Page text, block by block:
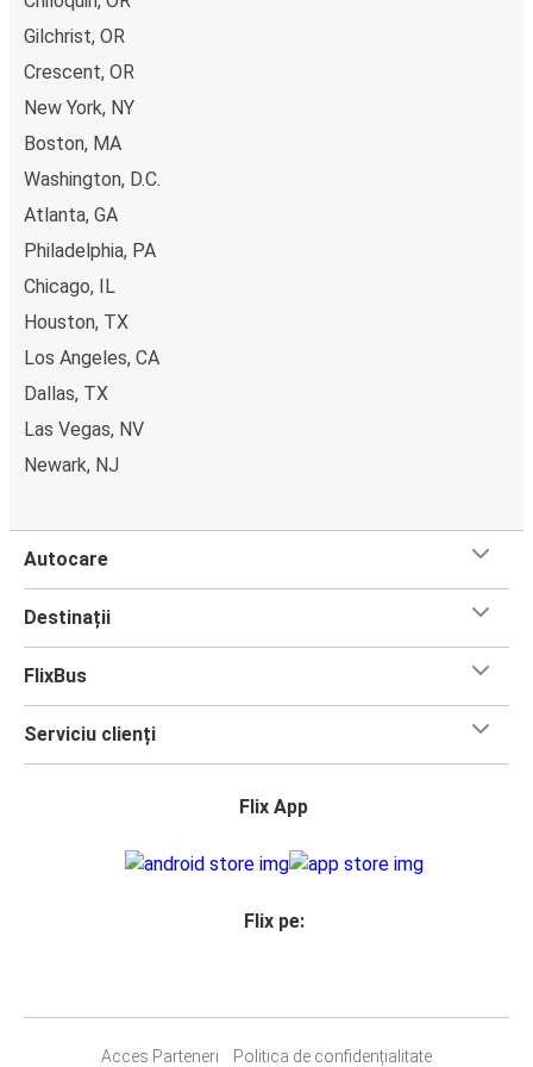
Gilchrist, OR
Crescent, OR
New York, NY
Boston, MA
Washington, D.C.
Atlanta, GA
Philadelphia, PA
Chicago, IL
Houston, TX
Los Angeles, CA
Dallas, TX
Las Vegas, NV
Newark, NJ
Autocare
Destinații
FlixBus
Serviciu clienți
Flix App
Flix pe:
Acces Parteneri Politica de confidențialitate